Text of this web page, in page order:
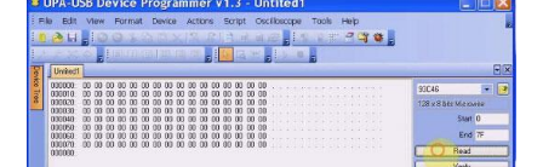
KEY CUTTING MACHINE
ORIGINALE OBDSTAR
ALIENTECH KESS V3